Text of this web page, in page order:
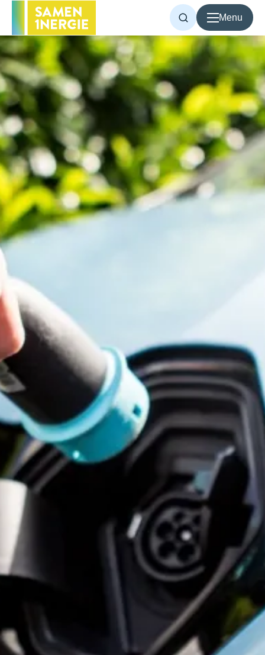
Menu
Voor inwoners
Voor bedrijven
Over Samen1Nergie
Artikelen
Projecten
Contact
Bellen
Samen1Nergie is een initiatief van de gemeenten
Duiven en Westervoort